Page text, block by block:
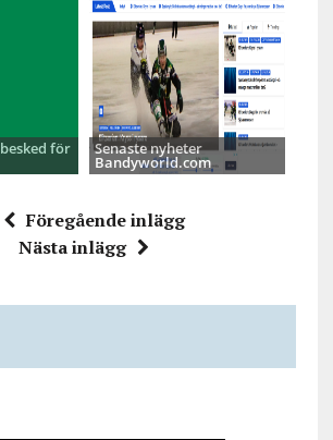
för Senaste nyheter
Bandyworld.com
Föregående inlägg
Nästa inlägg